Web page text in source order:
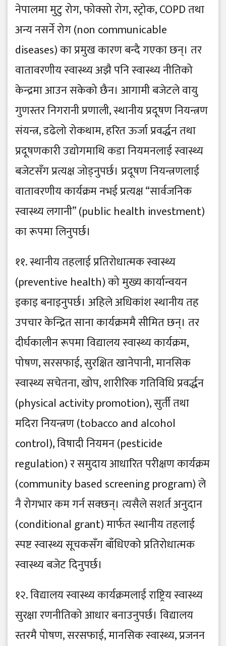
नेपालमा मुटु रोग, फोक्सो रोग, स्ट्रोक, COPD तथा
अन्य नसर्ने रोग (non communicable
diseases) का प्रमुख कारण बन्दै गएका छन्। तर
वातावरणीय स्वास्थ्य अझै पनि स्वास्थ्य नीतिको
केन्द्रमा आउन सकेको छैन। आगामी बजेटले वायु
गुणस्तर निगरानी प्रणाली, स्थानीय प्रदूषण नियन्त्रण
संयन्त्र, डढेलो रोकथाम, हरित ऊर्जा प्रवर्द्धन तथा
प्रदूषणकारी उद्योगमाथि कडा नियमनलाई स्वास्थ्य
बजेटसँग प्रत्यक्ष जोड्नुपर्छ। प्रदूषण नियन्त्रणलाई
वातावरणीय कार्यक्रम नभई प्रत्यक्ष “सार्वजनिक
स्वास्थ्य लगानी” (public health investment)
का रूपमा लिनुपर्छ।
११. स्थानीय तहलाई प्रतिरोधात्मक स्वास्थ्य
(preventive health) को मुख्य कार्यान्वयन
इकाइ बनाइनुपर्छ। अहिले अधिकांश स्थानीय तह
उपचार केन्द्रित साना कार्यक्रममै सीमित छन्। तर
दीर्घकालीन रूपमा विद्यालय स्वास्थ्य कार्यक्रम,
पोषण, सरसफाई, सुरक्षित खानेपानी, मानसिक
स्वास्थ्य सचेतना, खोप, शारीरिक गतिविधि प्रवर्द्धन
(physical activity promotion), सुर्ती तथा
मदिरा नियन्त्रण (tobacco and alcohol
control), विषादी नियमन (pesticide
regulation) र समुदाय आधारित परीक्षण कार्यक्रम
(community based screening program) ले
नै रोगभार कम गर्न सक्छन्। त्यसैले सशर्त अनुदान
(conditional grant) मार्फत स्थानीय तहलाई
स्पष्ट स्वास्थ्य सूचकसँग बाँधिएको प्रतिरोधात्मक
स्वास्थ्य बजेट दिनुपर्छ।
१२. विद्यालय स्वास्थ्य कार्यक्रमलाई राष्ट्रिय स्वास्थ्य
सुरक्षा रणनीतिको आधार बनाउनुपर्छ। विद्यालय
स्तरमै पोषण, सरसफाई, मानसिक स्वास्थ्य, प्रजनन